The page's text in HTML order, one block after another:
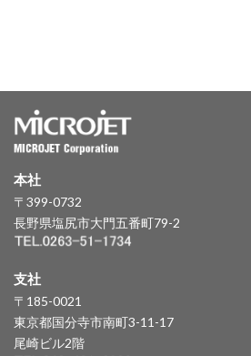
本社
〒399-0732
長野県塩尻市大門五番町79-2
支社
〒185-0021
東京都国分寺市南町3-11-17
尾崎ビル2階